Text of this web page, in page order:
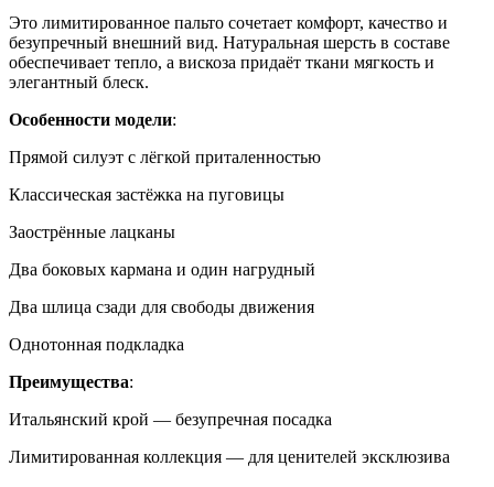
Это лимитированное пальто сочетает комфорт, качество и
безупречный внешний вид. Натуральная шерсть в составе
обеспечивает тепло, а вискоза придаёт ткани мягкость и
элегантный блеск.
Особенности модели:
Прямой силуэт с лёгкой приталенностью
Классическая застёжка на пуговицы
Заострённые лацканы
Два боковых кармана и один нагрудный
Два шлица сзади для свободы движения
Однотонная подкладка
Преимущества:
Итальянский крой — безупречная посадка
Лимитированная коллекция — для ценителей эксклюзива